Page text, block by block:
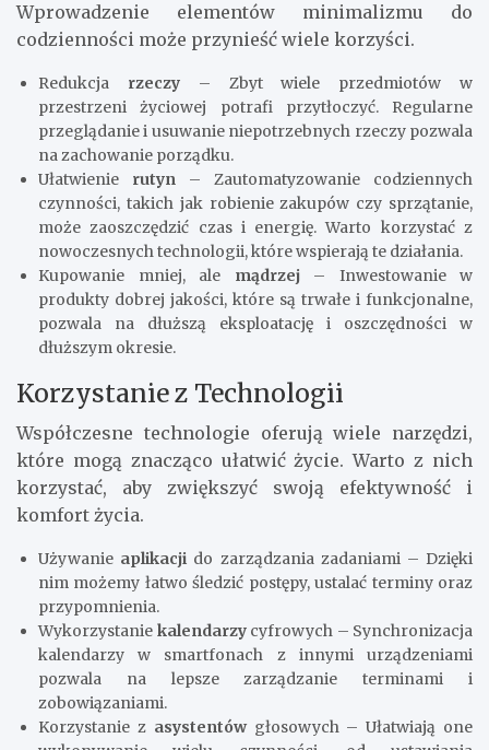
Wprowadzenie elementów minimalizmu do
codzienności może przynieść wiele korzyści.
Redukcja rzeczy– Zbyt wiele przedmiotów w
przestrzeni życiowej potrafi przytłoczyć. Regularne
przeglądanie i usuwanie niepotrzebnych rzeczy pozwala
na zachowanie porządku.
Ułatwienie rutyn – Zautomatyzowanie codziennych
czynności, takich jak robienie zakupów czy sprzątanie,
może zaoszczędzić czas i energię. Warto korzystać z
nowoczesnych technologii, które wspierają te działania.
Kupowanie mniej, ale mądrzej– Inwestowanie w
produkty dobrej jakości, które są trwałe i funkcjonalne,
pozwala na dłuższą eksploatację i oszczędności w
dłuższym okresie.
Korzystanie z Technologii
Współczesne technologie oferują wiele narzędzi,
które mogą znacząco ułatwić życie. Warto z nich
korzystać, aby zwiększyć swoją efektywność i
komfort życia.
Używanie aplikacji do zarządzania zadaniami – Dzięki
nim możemy łatwo śledzić postępy, ustalać terminy oraz
przypomnienia.
Wykorzystanie kalendarzycyfrowych – Synchronizacja
kalendarzy w smartfonach z innymi urządzeniami
pozwala na lepsze zarządzanie terminami i
zobowiązaniami.
Korzystanie z asystentówgłosowych – Ułatwiają one